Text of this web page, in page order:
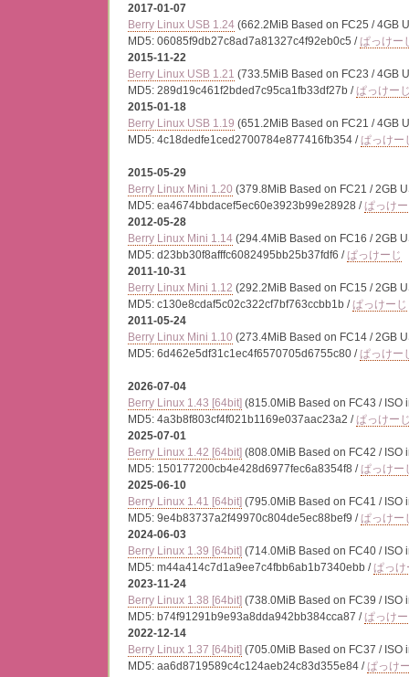
2017-01-07
Berry Linux USB 1.24 (662.2MiB Based on FC25 / 4GB
MD5: 06085f9db27c8ad7a81327c4f92eb0c5 /ぱっけー
2015-11-22
Berry Linux USB 1.21 (733.5MiB Based on FC23 / 4GB
MD5: 289d19c461f2bded7c95ca1fb33df27b /ぱっけー
2015-01-18
Berry Linux USB 1.19 (651.2MiB Based on FC21 / 4GB
MD5: 4c18dedfe1ced2700784e877416fb354 /ぱっけー
2015-05-29
Berry Linux Mini 1.20 (379.8MiB Based on FC21 / 2GB
MD5: ea4674bbdacef5ec60e3923b99e28928 /ぱっけ
2012-05-28
Berry Linux Mini 1.14 (294.4MiB Based on FC16 / 2GB
MD5: d23bb30f8afffc6082495bb25b37fdf6 /ぱっけーじ
2011-10-31
Berry Linux Mini 1.12 (292.2MiB Based on FC15 / 2GB
MD5: c130e8cdaf5c02c322cf7bf763ccbb1b /ぱっけーじ
2011-05-24
Berry Linux Mini 1.10 (273.4MiB Based on FC14 / 2GB
MD5: 6d462e5df31c1ec4f6570705d6755c80 /ぱっけー
2026-07-04
Berry Linux 1.43 [64bit] (815.0MiB Based on FC43 / ISO
MD5: 4a3b8f803cf4f021b1169e037aac23a2 /ぱっけー
2025-07-01
Berry Linux 1.42 [64bit] (808.0MiB Based on FC42 / ISO
MD5: 150177200cb4e428d6977fec6a8354f8 /ぱっけー
2025-06-10
Berry Linux 1.41 [64bit] (795.0MiB Based on FC41 / ISO
MD5: 9e4b83737a2f49970c804de5ec88bef9 /ぱっけー
2024-06-03
Berry Linux 1.39 [64bit] (714.0MiB Based on FC40 / ISO
MD5: m44a414c7d1a9ee7c4fbb6ab1b7340ebb /ぱっけ
2023-11-24
Berry Linux 1.38 [64bit] (738.0MiB Based on FC39 / ISO
MD5: b74f91291b9e93a8dda942bb384cca87 /ぱっけ
2022-12-14
Berry Linux 1.37 [64bit] (705.0MiB Based on FC37 / ISO
MD5: aa6d8719589c4c124aeb24c83d355e84 /ぱっけ